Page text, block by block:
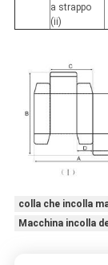
a strappo
(ii)
colla che incolla
Macchina incolla